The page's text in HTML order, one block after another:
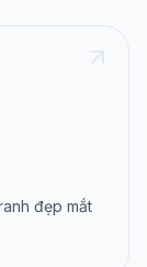
đẹp mắt